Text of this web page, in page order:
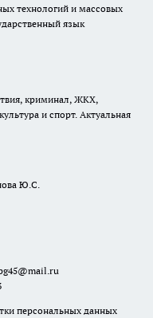
технологий и массовых
язык
криминал, ЖКХ,
и спорт. Актуальная
Ю.С.
персональных данных